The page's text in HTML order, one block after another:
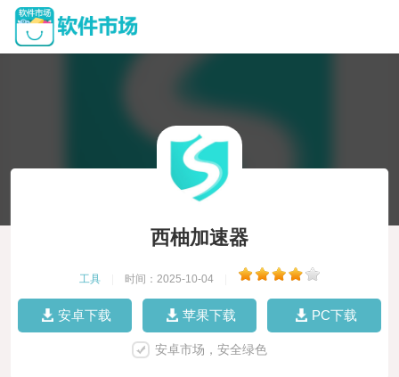
西柚加速器
工具 时间：2025-10-04
安卓下载 苹果下载 PC下载
安卓市场，安全绿色